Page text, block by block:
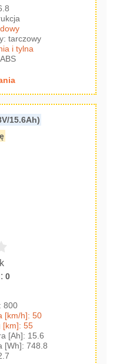
tarczowy
i tylna
15.6Ah)
0
800
[km/h]: 50
[km]: 55
[Ah]: 15.6
[Wh]: 748.8